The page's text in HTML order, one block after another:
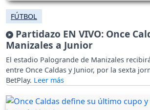
FÚTBOL
Partidazo EN VIVO: Once
Manizales a Junior
El estadio Palogrande de Manizales
entre Once Caldas y Junior, por la sexta
BetPlay.